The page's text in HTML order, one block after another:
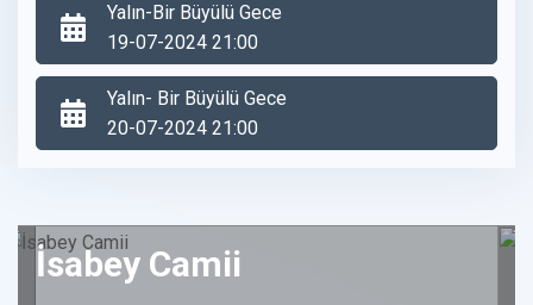
Yalın-Bir Büyülü Gece
19-07-2024 21:00
Yalın- Bir Büyülü Gece
20-07-2024 21:00
İsabey Camii